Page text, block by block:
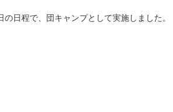
の日程で、団キャンプとして実施しました。